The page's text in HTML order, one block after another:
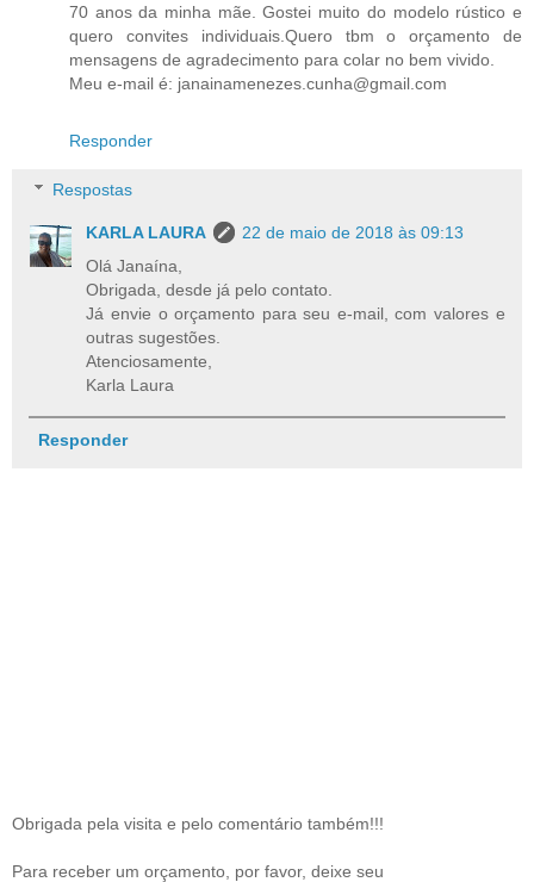
70 anos da minha mãe. Gostei muito do modelo rústico e
quero convites individuais.Quero tbm o orçamento de
mensagens de agradecimento para colar no bem vivido.
Meu e-mail é: janainamenezes.cunha@gmail.com
Responder
Respostas
KARLA LAURA
22 de maio de 2018 às 09:13
Olá Janaína,
Obrigada, desde já pelo contato.
Já envie o orçamento para seu e-mail, com valores e
outras sugestões.
Atenciosamente,
Karla Laura
Responder
Obrigada pela visita e pelo comentário também!!!
Para receber um orçamento, por favor, deixe seu